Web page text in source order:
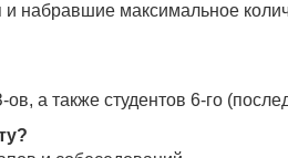
набравшие максимальное
а также студентов 6-го